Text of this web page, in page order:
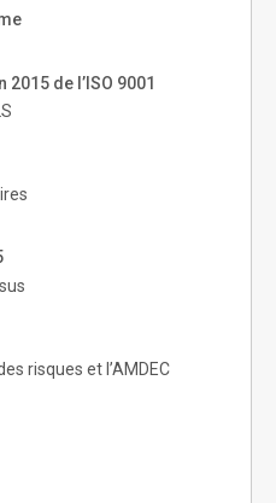
de l’ISO 9001
risques et l’AMDEC